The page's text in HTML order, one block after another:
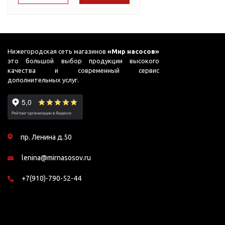
Насосы для перекачки
Jemix
ADB
ADK
ADP
ADS (Compact)
AFP
AGP
AJC
AJC FC
87
90
95
98
99
Нижегородская сеть магазинов«Мир насосов»
это большой выбор продукции высокого
качества и современный сервис
дополнительных услуг.
пр. Ленина д.50
lenina@mirnasosov.ru
+7(910)-790-52-44